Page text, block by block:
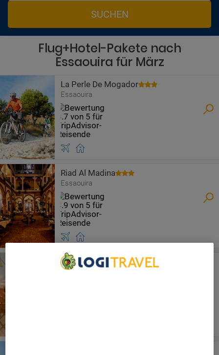
SUCHEN
Flug+Hotel-Pakete nach
Essaouira für März
La Perle De Mogador
Essaouira
Riad Al Madina
Essaouira
Darzayna
Essaouira